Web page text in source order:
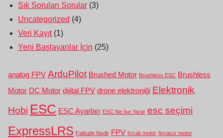
Sık Sorulan Sorular (3)
Uncategorized (4)
Veri Kayıt(1)
Yeni Başlayanlar İçin (25)
analog FPV ArduPilot Brushed Motor Brushless ESC Brushless
Motor DC Motor dijital FPV drone elektroniği Elektronik
Hobi ESC ESC Ayarları ESC Ne İşe Yarar esc seçimi
ExpressLRS Failsafe Nedir FPV fırçalı motor fırçasız motor